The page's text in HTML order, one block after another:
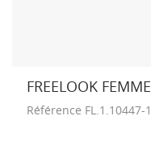
FREELOOK FEMME
Référence FL.1.10447-1